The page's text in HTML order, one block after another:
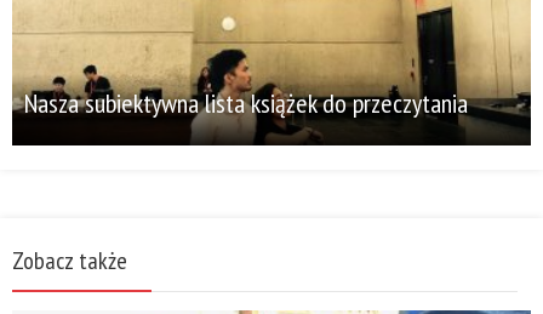
Nasza subiektywna lista książek do przeczytania
Zobacz także